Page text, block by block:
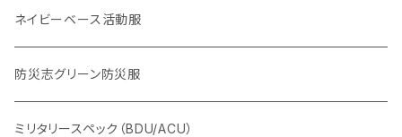
2016,4熊本地震
重機系
体力系
ヘルプセンター系
ネイビーベース活動服
防災志グリーン防災服
ミリタリースペック（BDU/ACU）